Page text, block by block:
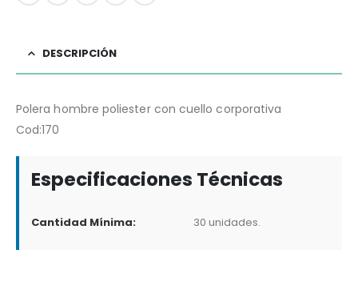
DESCRIPCIÓN
Polera hombre poliester con cuello corporativa
Cod:170
Especificaciones Técnicas
Cantidad Mínima: 30 unidades.